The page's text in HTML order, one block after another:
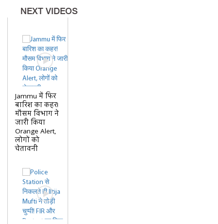
NEXT VIDEOS
Jammu में फिर
बारिश का कहर!
मौसम विभाग ने
जारी किया
Orange Alert,
लोगों को
चेतावनी